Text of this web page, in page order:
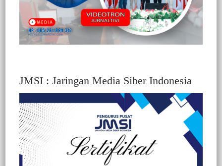
JMSI : Jaringan Media Siber Indonesia